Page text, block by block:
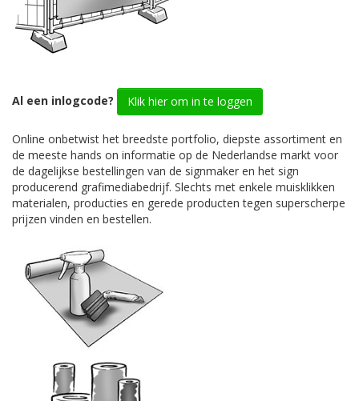
Al een inlogcode? Klik hier om in te loggen
Online onbetwist het breedste portfolio, diepste assortiment en
de meeste hands on informatie op de Nederlandse markt voor
de dagelijkse bestellingen van de signmaker en het sign
producerend grafimediabedrijf. Slechts met enkele muisklikken
materialen, producties en gerede producten tegen superscherpe
prijzen vinden en bestellen.